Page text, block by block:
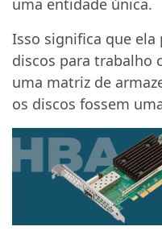
uma entidade única.
Isso significa que
discos para trabalho
uma matriz de
os discos fossem